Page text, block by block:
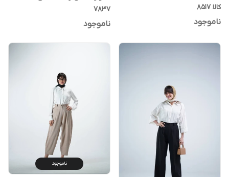
کالا ۸۵۱۷
ناموجود
۷۸۳۷
ناموجود
ناموجود